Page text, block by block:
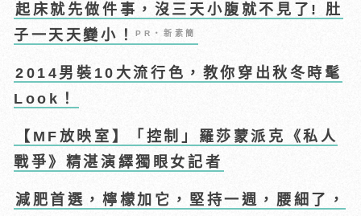
起床就先做件事，沒三天小腹就不見了! 肚
子一天天變小！PR・新素簡
2014男裝10大流行色，教你穿出秋冬時髦
Look！
【MF放映室】「控制」羅莎蒙派克《私人
戰爭》精湛演繹獨眼女記者
減肥首選，檸檬加它，堅持一週，腰細了，